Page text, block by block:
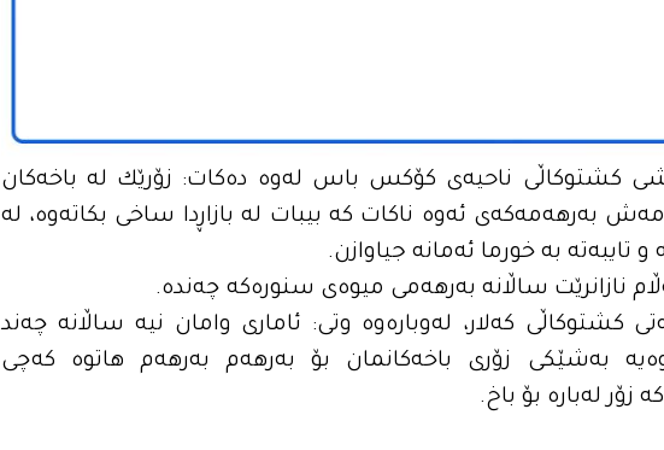
كشتوكاڵى ناحیه‌ى كۆكس باس له‌وه‌ ده‌كات: زۆرێك له‌ باخه‌كان
"1 دۆنم و 2 دۆنمن"، ئه‌مه‌ش به‌رهه‌مه‌كه‌ى ئه‌وه‌ ناكات كه‌ بیبات له‌ بازاڕدا ساخى بكاته‌وه‌، له‌
نازانرێت ساڵانه‌ به‌رهه‌مى میوه‌ى سنوره‌كه‌ چه‌نده‌.
كشتوكاڵی كه‌لار، له‌وباره‌وه‌ وتى: ئامارى وامان نیه‌ ساڵانه‌ چه‌ند
به‌شێكى زۆرى باخه‌كانمان بۆ به‌رهه‌م به‌رهه‌م هاتوه‌ كه‌چى
زۆر له‌باره‌ بۆ باخ.